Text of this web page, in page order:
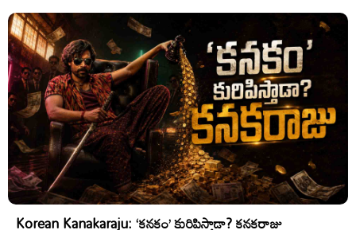
Korean Kanakaraju: ‘కనకం’ కురిపిస్తాడా? కనకరాజు